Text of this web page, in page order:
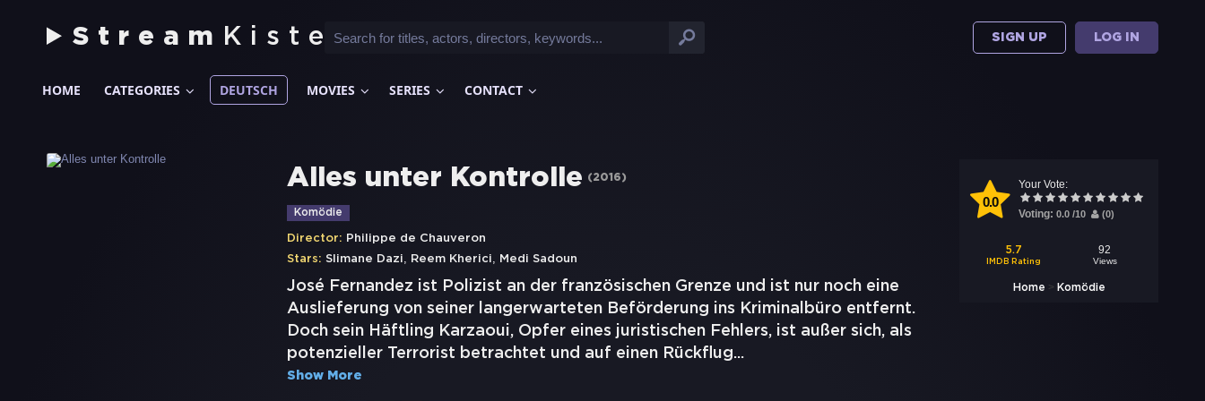
Stream Kiste SIGN UP LOG IN
HOME CATEGORIES DEUTSCH MOVIES SERIES CONTACT
0.0
Your Vote:
Voting: 0.0 /10 (0)
5.7
IMDB Rating
92
Views
Home > Komödie
Alles unter Kontrolle (2016)
Komödie
Director: Philippe de Chauveron
Stars: Slimane Dazi, Reem Kherici, Medi Sadoun
José Fernandez ist Polizist an der französischen Grenze und ist nur noch eine
Auslieferung von seiner langerwarteten Beförderung ins Kriminalbüro entfernt.
Doch sein Häftling Karzaoui, Opfer eines juristischen Fehlers, ist außer sich, als
potenzieller Terrorist betrachtet und auf einen Rückflug...
Show More